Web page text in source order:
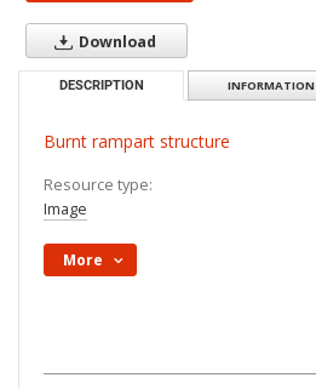
Download
DESCRIPTION INFORMATION
Burnt rampart structure
Resource type:
Image
More